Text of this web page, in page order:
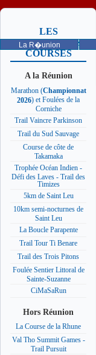
La R�union
LES
PROCHAINES
COURSES
A la Réunion
Marathon (Championnat
2026) et Foulées de la
Corniche
Trail Vaincre Parkinson
Trail du Sud Sauvage
Course de côte de
Takamaka
Trophée Océan Indien -
Défi des Laves - Trail des
Timizes
5km de Saint Leu
10km semi-nocturnes de
Saint Leu
La Boucle Parapente
Trail Tour Ti Benare
Trail des Trois Pitons
Foulée Sentier Littoral de
Sainte-Suzanne
CiMaSaRun
Hors Réunion
La Course de la Rhune
Val Tho Summit Games -
Trail Pursuit